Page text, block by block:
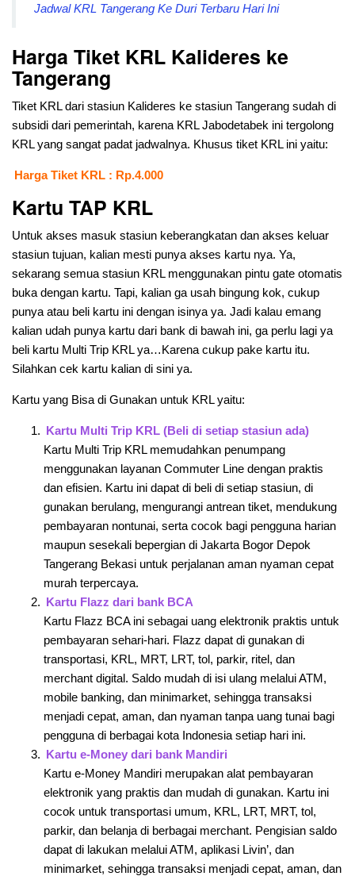
Jadwal KRL Tangerang Ke Duri Terbaru Hari Ini
Harga Tiket KRL Kalideres ke
Tangerang
Tiket KRL dari stasiun Kalideres ke stasiun Tangerang sudah di
subsidi dari pemerintah, karena KRL Jabodetabek ini tergolong
KRL yang sangat padat jadwalnya. Khusus tiket KRL ini yaitu:
Harga Tiket KRL : Rp.4.000
Kartu TAP KRL
Untuk akses masuk stasiun keberangkatan dan akses keluar
stasiun tujuan, kalian mesti punya akses kartu nya. Ya,
sekarang semua stasiun KRL menggunakan pintu gate otomatis
buka dengan kartu. Tapi, kalian ga usah bingung kok, cukup
punya atau beli kartu ini dengan isinya ya. Jadi kalau emang
kalian udah punya kartu dari bank di bawah ini, ga perlu lagi ya
beli kartu Multi Trip KRL ya…Karena cukup pake kartu itu.
Silahkan cek kartu kalian di sini ya.
Kartu yang Bisa di Gunakan untuk KRL yaitu:
Kartu Multi Trip KRL (Beli di setiap stasiun ada)
Kartu Multi Trip KRL memudahkan penumpang
menggunakan layanan Commuter Line dengan praktis
dan efisien. Kartu ini dapat di beli di setiap stasiun, di
gunakan berulang, mengurangi antrean tiket, mendukung
pembayaran nontunai, serta cocok bagi pengguna harian
maupun sesekali bepergian di Jakarta Bogor Depok
Tangerang Bekasi untuk perjalanan aman nyaman cepat
murah terpercaya.
Kartu Flazz dari bank BCA
Kartu Flazz BCA ini sebagai uang elektronik praktis untuk
pembayaran sehari-hari. Flazz dapat di gunakan di
transportasi, KRL, MRT, LRT, tol, parkir, ritel, dan
merchant digital. Saldo mudah di isi ulang melalui ATM,
mobile banking, dan minimarket, sehingga transaksi
menjadi cepat, aman, dan nyaman tanpa uang tunai bagi
pengguna di berbagai kota Indonesia setiap hari ini.
Kartu e-Money dari bank Mandiri
Kartu e-Money Mandiri merupakan alat pembayaran
elektronik yang praktis dan mudah di gunakan. Kartu ini
cocok untuk transportasi umum, KRL, LRT, MRT, tol,
parkir, dan belanja di berbagai merchant. Pengisian saldo
dapat di lakukan melalui ATM, aplikasi Livin’, dan
minimarket, sehingga transaksi menjadi cepat, aman, dan